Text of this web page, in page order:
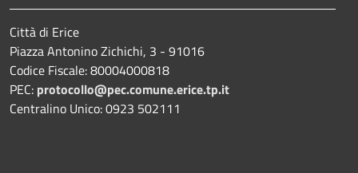
Città di Erice
Piazza Antonino Zichichi, 3 - 91016
Codice Fiscale: 80004000818
PEC: protocollo@pec.comune.erice.tp.it
Centralino Unico: 0923 502111